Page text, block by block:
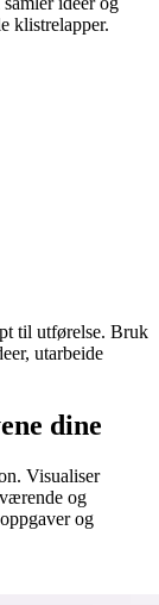
klistrelapper.
til utførelse. Bruk
utarbeide
dine
Visualiser
og
og